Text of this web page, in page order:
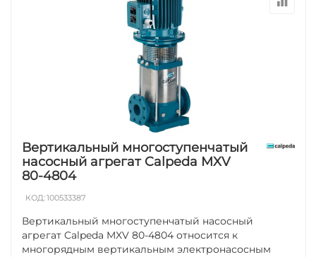
Вертикальный многоступенчатый
насосный агрегат Calpeda MXV
80-4804
КОД:100533387
Вертикальный многоступенчатый насосный
агрегат Calpeda MXV 80-4804 относится к
многорядным вертикальным электронасосным